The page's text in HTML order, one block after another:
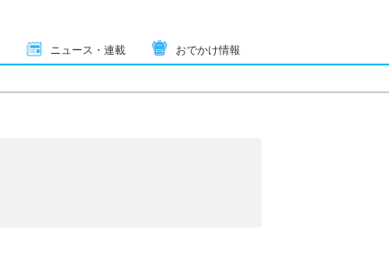
ニュース・連載 おでかけ情報